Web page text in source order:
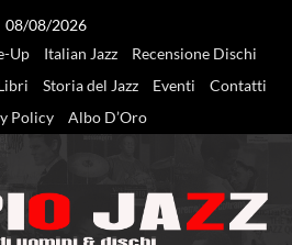
08/08/2026
Up Italian Jazz
Recensione Dischi
Storia del Jazz Eventi
Contatti
Policy
Albo D’Oro